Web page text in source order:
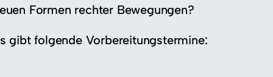
Formen rechter Bewegungen?
gibt folgende Vorbereitungstermine: